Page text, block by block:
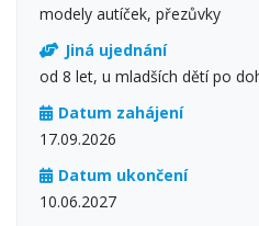
modely autíček, přezůvky
Jiná ujednání
od 8 let, u mladších dětí po
Datum zahájení
17.09.2026
Datum ukončení
10.06.2027